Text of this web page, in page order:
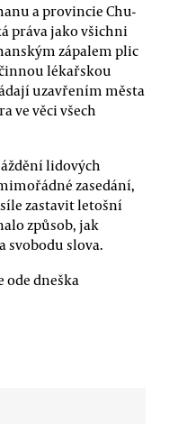
a provincie Chu-
práva jako všichni
zápalem plic
lékařskou
uzavřením města
ve věci všech
lidových
zasedání,
zastavit letošní
způsob, jak
svobodu slova.
ode dneška